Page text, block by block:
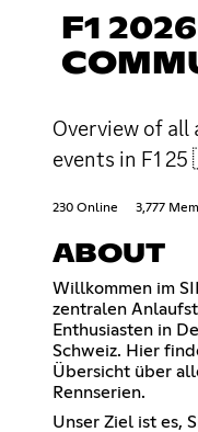
F1 2026
Overview of all
events in F1
230 Online 3,777
ABOUT
Willkommen im
zentralen
Enthusiasten in
Schweiz. Hier
Übersicht über
Rennserien.
Unser Ziel ist es,